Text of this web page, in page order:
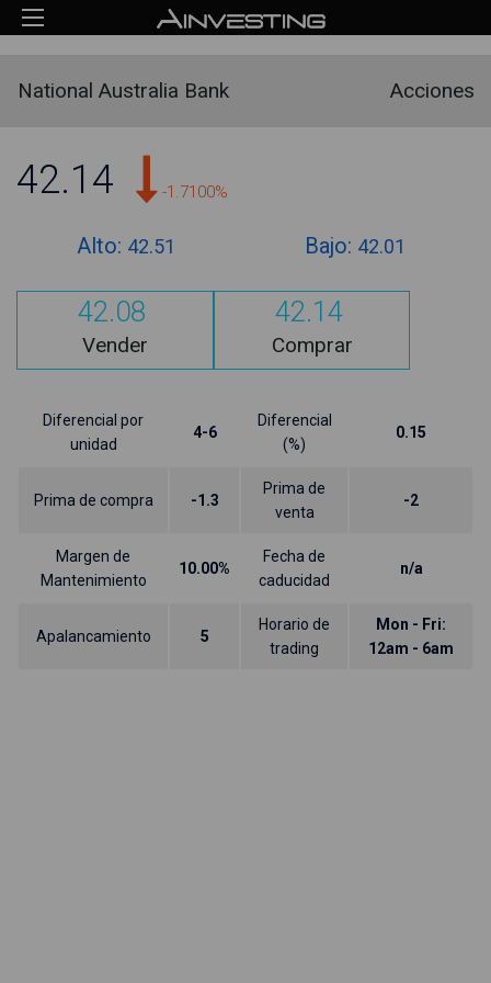
National Australia Bank Acciones
42.14 -1.7100%
Alto: 42.51 Bajo: 42.01
42.08
Vender
42.14
Comprar
Diferencial por
unidad
4-6
Diferencial
(%)
0.15
Prima de compra -1.3
Prima de
venta
-2
Margen de
Mantenimiento
10.00%
Fecha de
caducidad
n/a
Apalancamiento 5
Horario de
trading
Mon - Fri:
12am - 6am